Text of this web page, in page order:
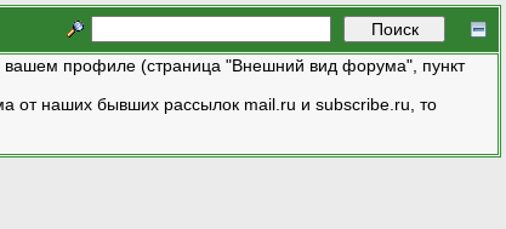
вашем профиле (страница "Внешний вид форума", пункт
от наших бывших рассылок mail.ru и subscribe.ru, то